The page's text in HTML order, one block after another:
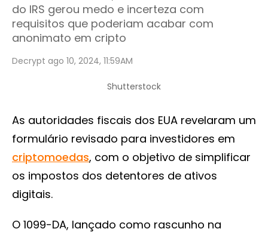
do IRS gerou medo e incerteza com
requisitos que poderiam acabar com
anonimato em cripto
Decrypt ago 10, 2024, 11:59AM
Shutterstock
As autoridades fiscais dos EUA revelaram um
formulário revisado para investidores em
criptomoedas, com o objetivo de simplificar
os impostos dos detentores de ativos
digitais.
O 1099-DA, lançado como rascunho na